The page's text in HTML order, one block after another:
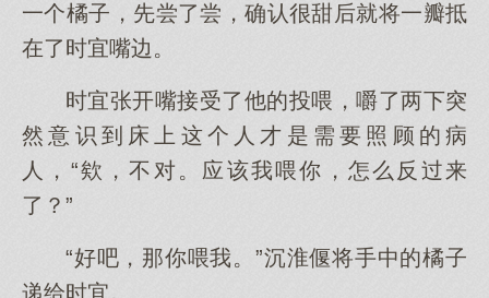
一个橘子，先尝了尝，确认很甜后就将一瓣抵
在了时宜嘴边。
时宜张开嘴接受了他的投喂，嚼了两下突
然意识到床上这个人才是需要照顾的病
人，“欸，不对。应该我喂你，怎么反过来
了？”
“好吧，那你喂我。”沉淮偃将手中的橘子
递给时宜。